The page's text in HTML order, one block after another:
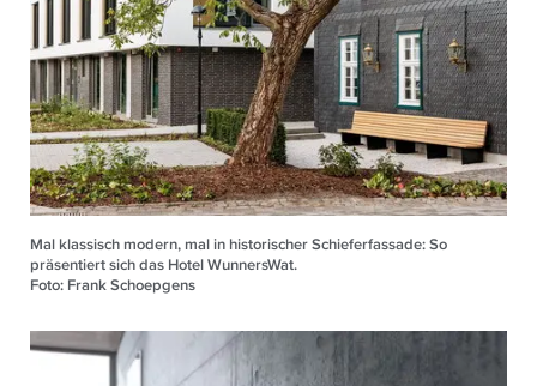
Mal klassisch modern, mal in historischer Schieferfassade: So
präsentiert sich das Hotel WunnersWat.
Foto: Frank Schoepgens